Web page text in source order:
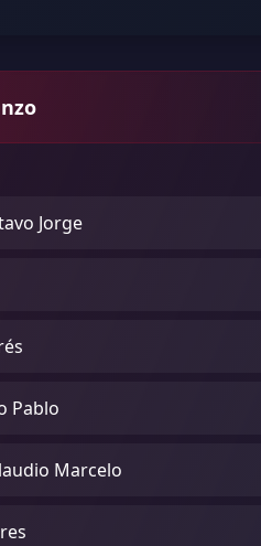
Jorge
Pablo
Marcelo